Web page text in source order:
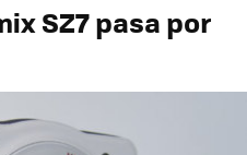
SZ7 pasa por